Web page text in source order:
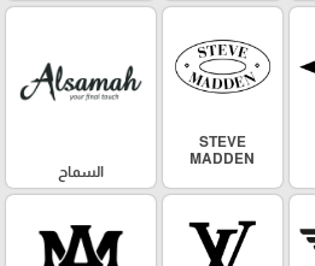
STEVE
MADDEN
السماح